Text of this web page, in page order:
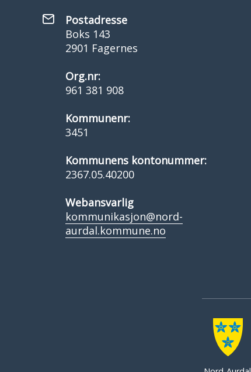
Postadresse
Boks 143
2901 Fagernes
Org.nr:
961 381 908
Kommunenr:
3451
Kommunens kontonummer:
2367.05.40200
Webansvarlig
kommunikasjon@nord-
aurdal.kommune.no